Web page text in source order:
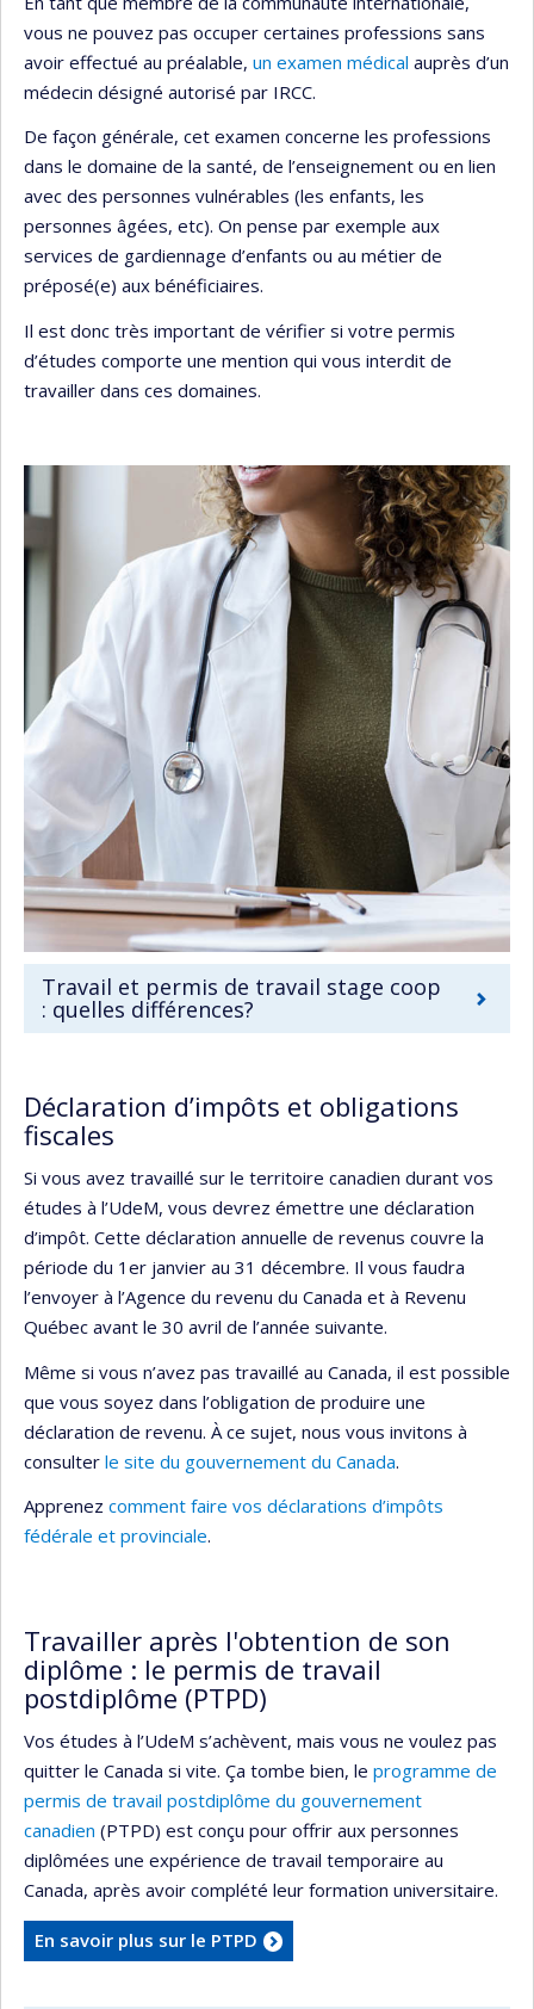
vous ne pouvez pas occuper certaines professions sans
avoir effectué au préalable, un examen médical auprès d’un
médecin désigné autorisé par IRCC.
De façon générale, cet examen concerne les professions
dans le domaine de la santé, de l’enseignement ou en lien
avec des personnes vulnérables (les enfants, les
personnes âgées, etc). On pense par exemple aux
services de gardiennage d’enfants ou au métier de
préposé(e) aux bénéficiaires.
Il est donc très important de vérifier si votre permis
d’études comporte une mention qui vous interdit de
travailler dans ces domaines.
Travail et permis de travail stage coop
: quelles différences?
Déclaration d’impôts et obligations
fiscales
Si vous avez travaillé sur le territoire canadien durant vos
études à l’UdeM, vous devrez émettre une déclaration
d’impôt. Cette déclaration annuelle de revenus couvre la
période du 1er janvier au 31 décembre. Il vous faudra
l’envoyer à l’Agence du revenu du Canada et à Revenu
Québec avant le 30 avril de l’année suivante.
Même si vous n’avez pas travaillé au Canada, il est possible
que vous soyez dans l’obligation de produire une
déclaration de revenu. À ce sujet, nous vous invitons à
consulter le site du gouvernement du Canada.
Apprenez comment faire vos déclarations d’impôts
fédérale et provinciale.
Travailler après l'obtention de son
diplôme : le permis de travail
postdiplôme (PTPD)
Vos études à l’UdeM s’achèvent, mais vous ne voulez pas
quitter le Canada si vite. Ça tombe bien, le programme de
permis de travail postdiplôme du gouvernement
canadien (PTPD) est conçu pour offrir aux personnes
diplômées une expérience de travail temporaire au
Canada, après avoir complété leur formation universitaire.
En savoir plus sur le PTPD